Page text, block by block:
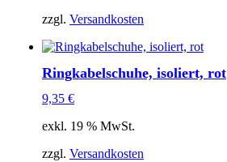
zzgl. Versandkosten
Ringkabelschuhe, isoliert, rot
9,35 €
exkl. 19 % MwSt.
zzgl. Versandkosten